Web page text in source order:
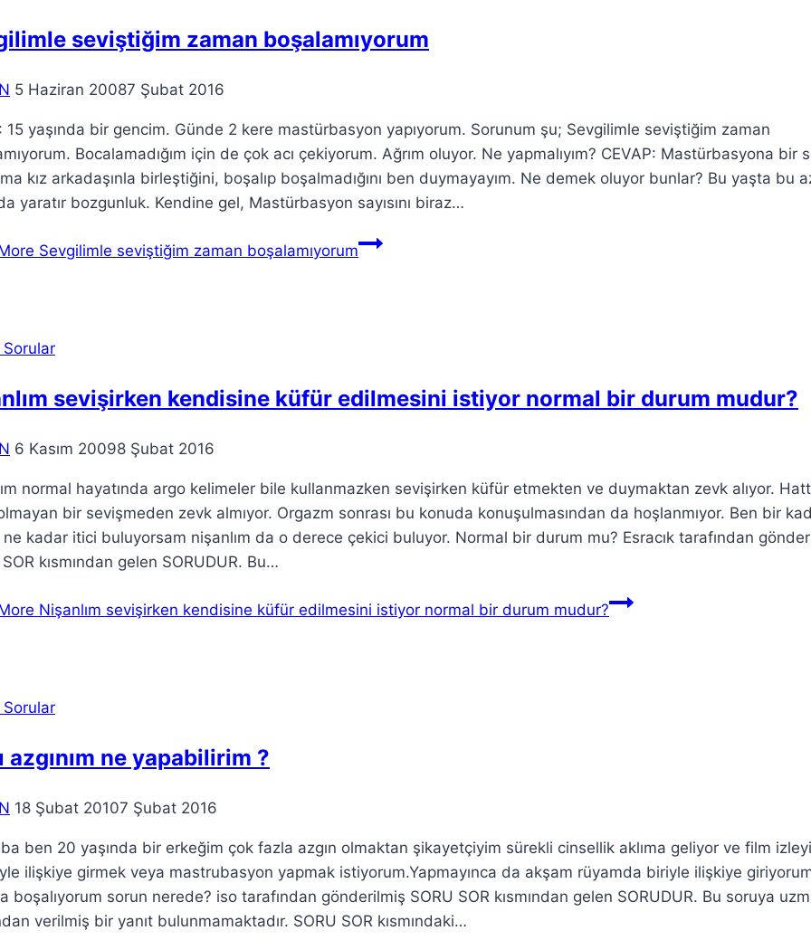
seviştiğim zaman boşalamıyorum
5 Haziran 20087 Şubat 2016
15 yaşında bir gencim. Günde 2 kere mastürbasyon yapıyorum. Sorunum şu; Sevgilimle seviştiğim zaman
Bocalamadığım için de çok acı çekiyorum. Ağrım oluyor. Ne yapmalıyım? CEVAP: Mastürbasyona bir
kız arkadaşınla birleştiğini, boşalıp boşalmadığını ben duymayayım. Ne demek oluyor bunlar? Bu yaşta bu
yaratır bozgunluk. Kendine gel, Mastürbasyon sayısını biraz…
Sevgilimle seviştiğim zaman boşalamıyorum
sevişirken kendisine küfür edilmesini istiyor normal bir durum mudur?
6 Kasım 20098 Şubat 2016
normal hayatında argo kelimeler bile kullanmazken sevişirken küfür etmekten ve duymaktan zevk alıyor.
bir sevişmeden zevk almıyor. Orgazm sonrası bu konuda konuşulmasından da hoşlanmıyor. Ben bir
kadar itici buluyorsam nişanlım da o derece çekici buluyor. Normal bir durum mu? Esracık tarafından
kısmından gelen SORUDUR. Bu…
Nişanlım sevişirken kendisine küfür edilmesini istiyor normal bir durum mudur?
azgınım ne yapabilirim ?
18 Şubat 20107 Şubat 2016
ben 20 yaşında bir erkeğim çok fazla azgın olmaktan şikayetçiyim sürekli cinsellik aklıma geliyor ve film
ilişkiye girmek veya mastrubasyon yapmak istiyorum.Yapmayınca da akşam rüyamda biriyle ilişkiye
boşalıyorum sorun nerede? iso tarafından gönderilmiş SORU SOR kısmından gelen SORUDUR. Bu soruya
verilmiş bir yanıt bulunmamaktadır. SORU SOR kısmındaki…